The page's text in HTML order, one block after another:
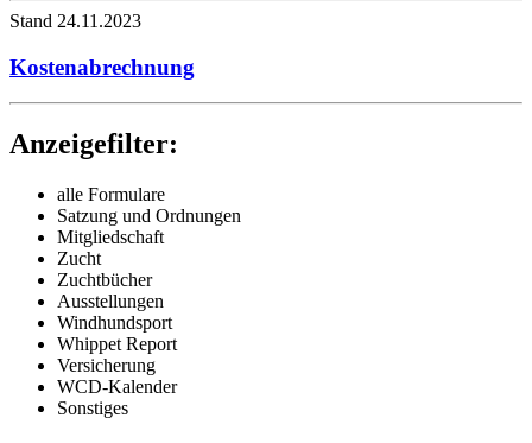
Stand 24.11.2023
Kostenabrechnung
Anzeigefilter:
alle Formulare
Satzung und Ordnungen
Mitgliedschaft
Zucht
Zuchtbücher
Ausstellungen
Windhundsport
Whippet Report
Versicherung
WCD-Kalender
Sonstiges